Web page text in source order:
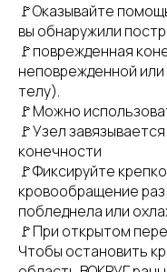
🚩Оказывайте
вы обнаружили
🚩поврежденная
неповрежденной или
телу).
🚩Можно
🚩Узел
конечности
🚩Фиксируйте
кровообращение
побледнела или
🚩При открытом
Чтобы остановить